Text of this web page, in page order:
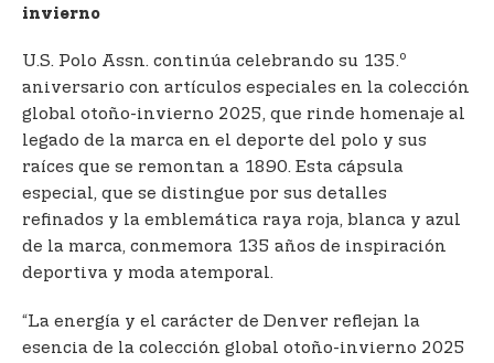
invierno
U.S. Polo Assn. continúa celebrando su 135.o
aniversario con artículos especiales en la colección
global otoño-invierno 2025, que rinde homenaje al
legado de la marca en el deporte del polo y sus
raíces que se remontan a 1890. Esta cápsula
especial, que se distingue por sus detalles
refinados y la emblemática raya roja, blanca y azul
de la marca, conmemora 135 años de inspiración
deportiva y moda atemporal.
“La energía y el carácter de Denver reflejan la
esencia de la colección global otoño-invierno 2025